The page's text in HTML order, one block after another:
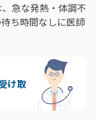
急な発熱・体調不
ち時間なしに医師
け取